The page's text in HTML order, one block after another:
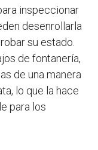
inspeccionar
desenrollarla
su estado.
de fontanería,
de una manera
lo que la hace
para los